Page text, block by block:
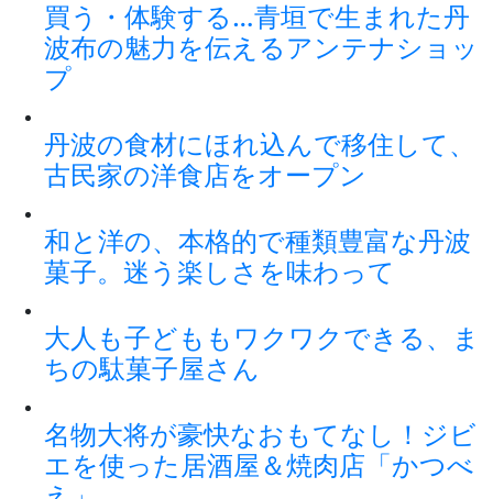
買う・体験する…青垣で生まれた丹
波布の魅力を伝えるアンテナショッ
プ
丹波の食材にほれ込んで移住して、
古民家の洋食店をオープン
和と洋の、本格的で種類豊富な丹波
菓子。迷う楽しさを味わって
大人も子どももワクワクできる、ま
ちの駄菓子屋さん
名物大将が豪快なおもてなし！ジビ
エを使った居酒屋＆焼肉店「かつべ